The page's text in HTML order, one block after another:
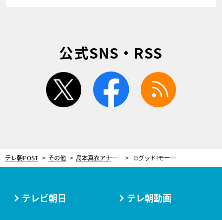
公式SNS・RSS
twitter facebook
テレ朝POST その他 島本真衣アナ、人生初のホールインワン達成！「一生に一度」とブログで報告 ©グッド!モーニング
テレビ朝日 テレ朝動画